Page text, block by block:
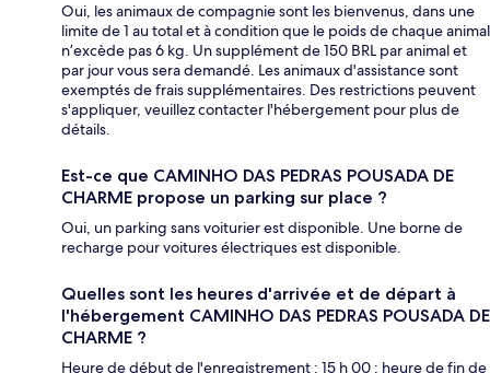
Oui, les animaux de compagnie sont les bienvenus, dans une
limite de 1 au total et à condition que le poids de chaque animal
n’excède pas 6 kg. Un supplément de 150 BRL par animal et
par jour vous sera demandé. Les animaux d'assistance sont
exemptés de frais supplémentaires. Des restrictions peuvent
s'appliquer, veuillez contacter l'hébergement pour plus de
détails.
Est-ce que CAMINHO DAS PEDRAS POUSADA DE
CHARME propose un parking sur place ?
Oui, un parking sans voiturier est disponible. Une borne de
recharge pour voitures électriques est disponible.
Quelles sont les heures d'arrivée et de départ à
l'hébergement CAMINHO DAS PEDRAS POUSADA DE
CHARME ?
Heure de début de l'enregistrement : 15 h 00 ; heure de fin de